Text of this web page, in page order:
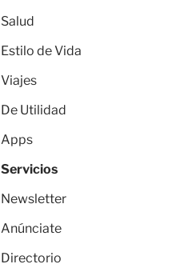
Salud
Estilo de Vida
Viajes
De Utilidad
Apps
Servicios
Newsletter
Anúnciate
Directorio